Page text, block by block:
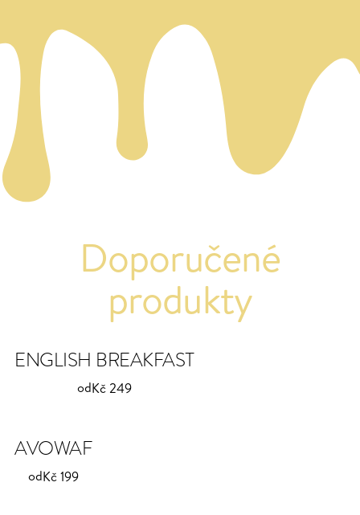
Doporučené
produkty
ENGLISH BREAKFAST
odKč 249
AVOWAF
odKč 199